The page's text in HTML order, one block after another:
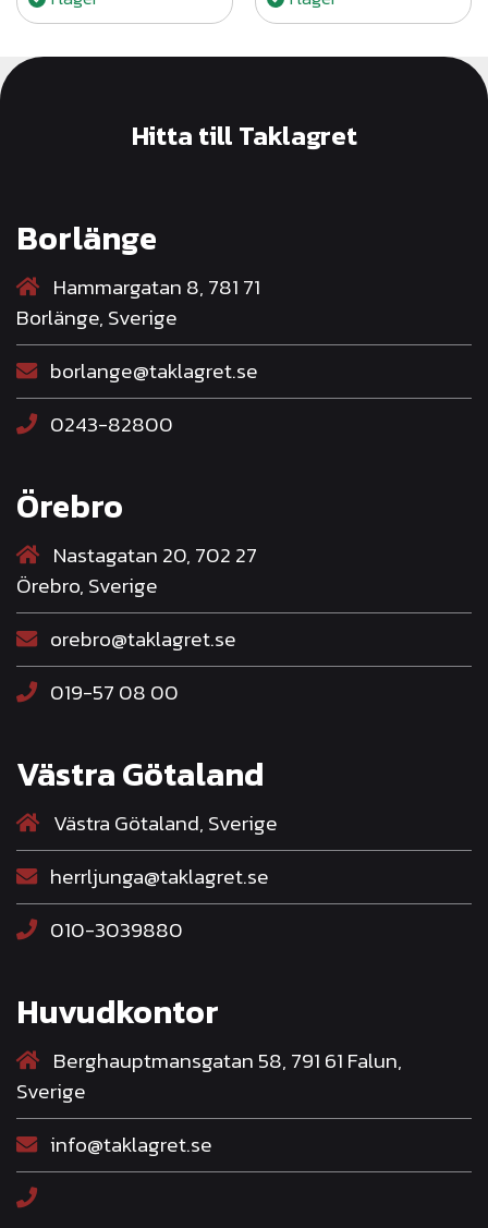
Hitta till Taklagret
Borlänge
Hammargatan 8, 781 71
Borlänge, Sverige
borlange@taklagret.se
0243-82800
Örebro
Nastagatan 20, 702 27
Örebro, Sverige
orebro@taklagret.se
019-57 08 00
Västra Götaland
Västra Götaland, Sverige
herrljunga@taklagret.se
010-3039880
Huvudkontor
Berghauptmansgatan 58, 791 61 Falun,
Sverige
info@taklagret.se